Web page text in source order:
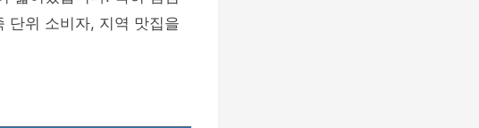
단위 소비자, 지역 맛집을